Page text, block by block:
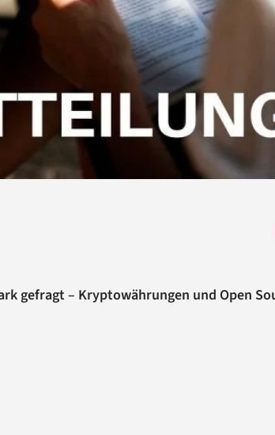
gefragt – Kryptowährungen und Open